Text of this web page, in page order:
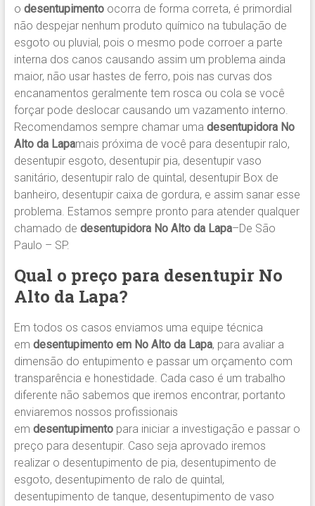
o desentupimentoocorra de forma correta, é primordial
não despejar nenhum produto químico na tubulação de
esgoto ou pluvial, pois o mesmo pode corroer a parte
interna dos canos causando assim um problema ainda
maior, não usar hastes de ferro, pois nas curvas dos
encanamentos geralmente tem rosca ou cola se você
forçar pode deslocar causando um vazamento interno.
Recomendamos sempre chamar uma desentupidora No
Alto da Lapamais próxima de você para desentupir ralo,
desentupir esgoto, desentupir pia, desentupir vaso
sanitário, desentupir ralo de quintal, desentupir Box de
banheiro, desentupir caixa de gordura, e assim sanar esse
problema. Estamos sempre pronto para atender qualquer
chamado de desentupidora No Alto da Lapa–De São
Paulo – SP.
Qual o preço para desentupir No
Alto da Lapa?
Em todos os casos enviamos uma equipe técnica
em desentupimento em No Alto da Lapa, para avaliar a
dimensão do entupimento e passar um orçamento com
transparência e honestidade. Cada caso é um trabalho
diferente não sabemos que iremos encontrar, portanto
enviaremos nossos profissionais
em desentupimentopara iniciar a investigação e passar o
preço para desentupir. Caso seja aprovado iremos
realizar o desentupimento de pia, desentupimento de
esgoto, desentupimento de ralo de quintal,
desentupimento de tanque, desentupimento de vaso